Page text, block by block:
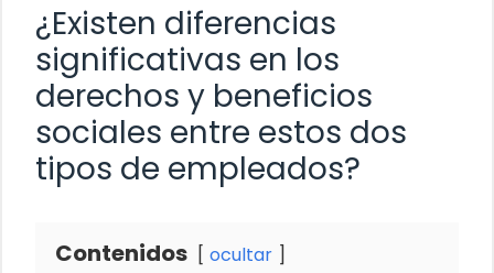
¿Existen diferencias
significativas en los
derechos y beneficios
sociales entre estos dos
tipos de empleados?
Contenidos ocultar